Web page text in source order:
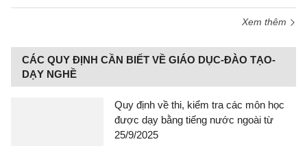
Xem thêm
CÁC QUY ĐỊNH CẦN BIẾT VỀ GIÁO DỤC-ĐÀO TẠO-
DẠY NGHỀ
Quy định về thi, kiểm tra các môn học
được dạy bằng tiếng nước ngoài từ
25/9/2025